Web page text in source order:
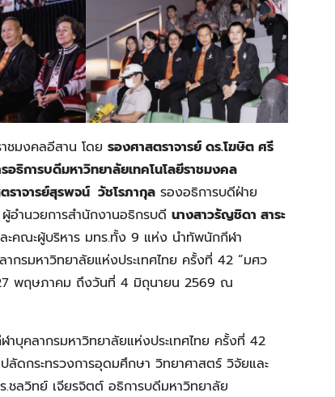
มงคลอีสาน โดย รองศาสตราจารย์ ดร.โฆษิต ศรี
อธิการบดีมหาวิทยาลัยเทคโนโลยีราชมงคล
ราจารย์สุรพจน์ วัชโรภากุล รองอธิการบดีฝ่าย
ผู้อำนวยการสำนักงานอธิกรบดี นางสาวรัญชิดา สาระ
ะคณะผู้บริหาร มทร.ทั้ง 9 แห่ง นำทัพนักกีฬา
กรมหาวิทยาลัยแห่งประเทศไทย ครั้งที่ 42 “มศว
พฤษภาคม ถึงวันที่ 4 มิถุนายน 2569 ณ
ลากรมหาวิทยาลัยแห่งประเทศไทย ครั้งที่ 42
ลัดกระทรวงการอุดมศึกษา วิทยาศาสตร์ วิจัยและ
ชลวิทย์ เจียรจิตต์ อธิการบดีมหาวิทยาลัย